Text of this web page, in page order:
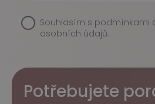
Souhlasím s podmínkami
osobních údajů.
Potřebujete